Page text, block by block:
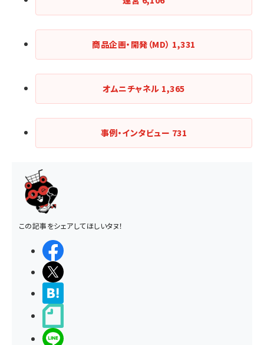
商品企画・開発（MD） 1,331
オムニチャネル 1,365
事例・インタビュー 731
この記事をシェアしてほしいタヌ！